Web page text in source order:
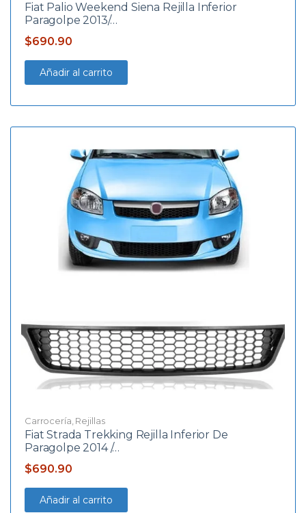
Fiat Palio Weekend Siena Rejilla Inferior
Paragolpe 2013/…
$690.90
Añadir al carrito
Carrocería Rejillas
Fiat Strada Trekking Rejilla Inferior De
Paragolpe 2014 /…
$690.90
Añadir al carrito